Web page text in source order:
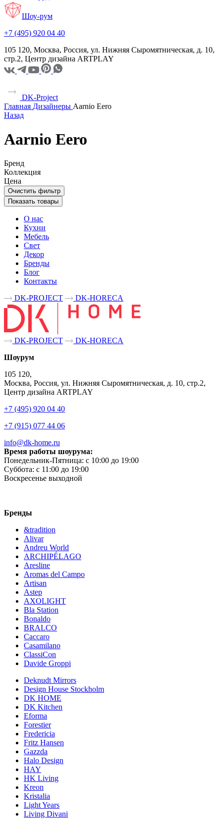
Шоу-рум
+7 (495) 920 04 40
105 120, Москва, Россия, ул. Нижняя Сыромятническая, д. 10,
стр.2, Центр дизайна ARTPLAY
DK-Project
Главная Дизайнеры Aarnio Eero
Назад
Aarnio Eero
Бренд
Коллекция
Цена
Очистить фильтр
Показать товары
О нас
Кухни
Мебель
Свет
Декор
Бренды
Блог
Контакты
DK-PROJECT
DK-HORECA
DK-PROJECT
DK-HORECA
Шоурум
105 120,
Москва, Россия, ул. Нижняя Сыромятническая, д. 10, стр.2,
Центр дизайна ARTPLAY
+7 (495) 920 04 40
+7 (915) 077 44 06
info@dk-home.ru
Время работы шоурума:
Понедельник-Пятница: c 10:00 до 19:00
Суббота: c 11:00 до 19:00
Воскресенье выходной
Бренды
&tradition
Alivar
Andreu World
ARCHIPÉLAGO
Aresline
Aromas del Campo
Artisan
Astep
AXOLIGHT
Bla Station
Bonaldo
BRALCO
Caccaro
Casamilano
ClassiCon
Davide Groppi
Deknudt Mirrors
Design House Stockholm
DK HOME
DK Kitchen
Eforma
Forestier
Fredericia
Fritz Hansen
Gazzda
Halo Design
HAY
HK Living
Kreon
Kristalia
Light Years
Living Divani